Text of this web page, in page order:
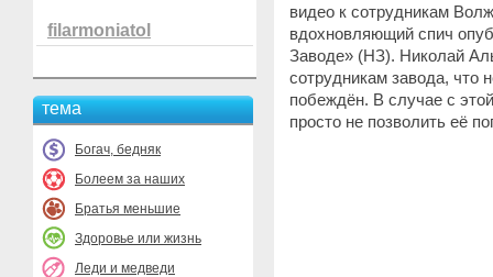
filarmoniatol
тема
Богач, бедняк
Болеем за наших
Братья меньшие
Здоровье или жизнь
Леди и медведи
видео к сотрудникам
вдохновляющий спич
Заводе» (НЗ). Николай
сотрудникам завода, что
побеждён. В случае с
просто не позволить её